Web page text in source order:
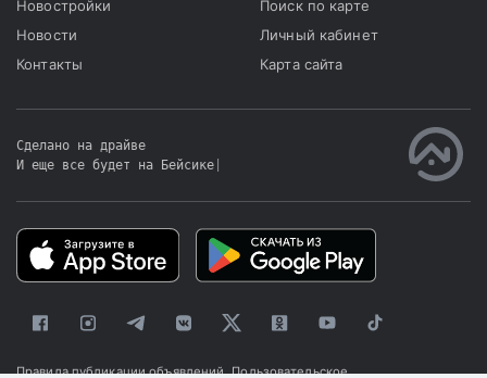
Новостройки
Новости
Контакты
Поиск по карте
Личный кабинет
Карта сайта
Сделано на драйве
И еще все будет на Бейсике
Правила публикации объявлений Пользовательское